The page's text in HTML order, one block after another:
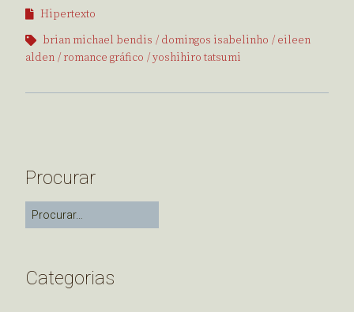
Hipertexto
brian michael bendis
domingos isabelinho
eileen
alden
romance gráfico yoshihiro tatsumi
Procurar
Categorias